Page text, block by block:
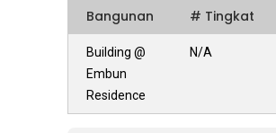
Bangunan # Tingkat
Building @
Embun
Residence
N/A